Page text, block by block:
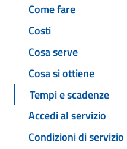
Come fare
Costi
Cosa serve
Cosa si ottiene
Tempi e scadenze
Accedi al servizio
Condizioni di servizio